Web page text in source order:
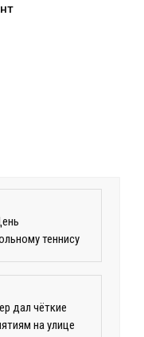
теннису
дал чёткие
на улице